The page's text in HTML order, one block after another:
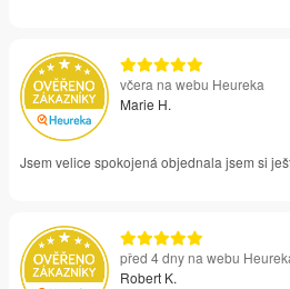
včera na webu Heureka
Marie H.
Jsem velice spokojená objednala jsem si
před 4 dny na webu
Robert K.